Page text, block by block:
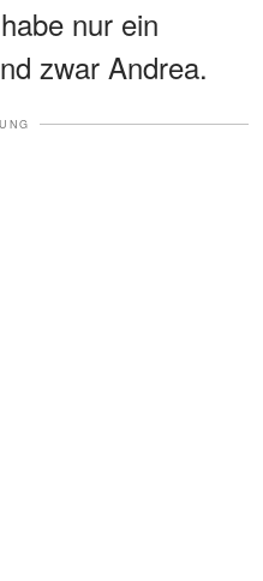
nur ein
zwar Andrea.